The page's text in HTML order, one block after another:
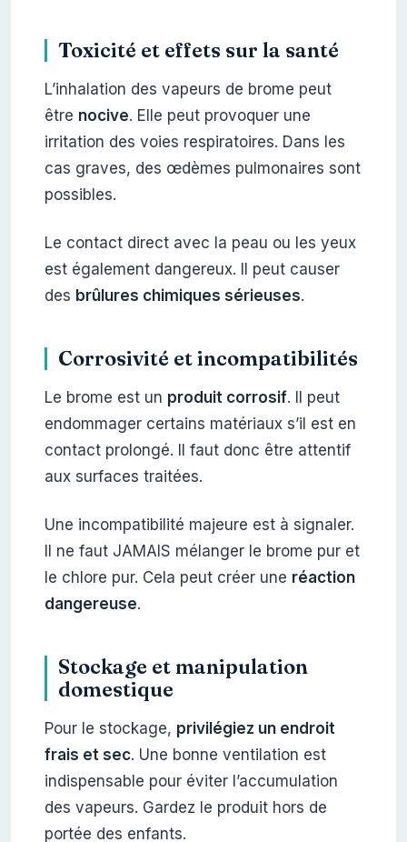
Toxicité et effets sur la santé
L’inhalation des vapeurs de brome peut
être nocive. Elle peut provoquer une
irritation des voies respiratoires. Dans les
cas graves, des œdèmes pulmonaires sont
possibles.
Le contact direct avec la peau ou les yeux
est également dangereux. Il peut causer
des brûlures chimiques sérieuses.
Corrosivité et incompatibilités
Le brome est un produit corrosif. Il peut
endommager certains matériaux s’il est en
contact prolongé. Il faut donc être attentif
aux surfaces traitées.
Une incompatibilité majeure est à signaler.
Il ne faut JAMAIS mélanger le brome pur et
le chlore pur. Cela peut créer une réaction
dangereuse.
Stockage et manipulation
domestique
Pour le stockage, privilégiez un endroit
frais et sec. Une bonne ventilation est
indispensable pour éviter l’accumulation
des vapeurs. Gardez le produit hors de
portée des enfants.